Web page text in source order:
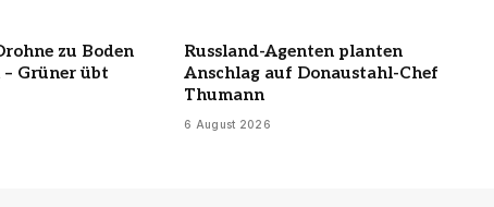
zu Boden
– Grüner übt
Russland-Agenten planten
Anschlag auf Donaustahl-Chef
Thumann
6 August 2026